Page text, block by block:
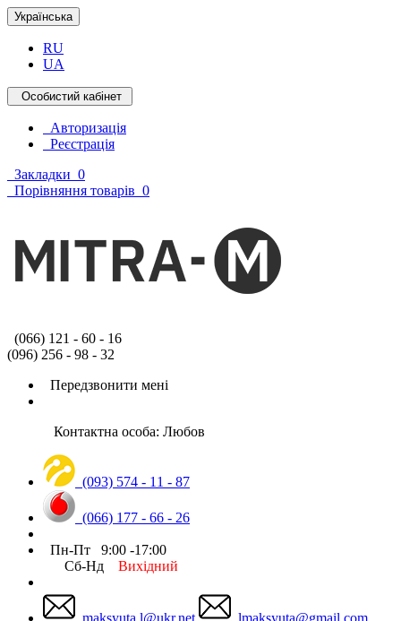
Українська
RU
UA
Особистий кабінет
Авторизація
Реєстрація
Закладки 0
Порівняння товарів 0
(066) 121 - 60 - 16
(096) 256 - 98 - 32
Передзвонити мені
Контактна особа: Любов
(093) 574 - 11 - 87
(066) 177 - 66 - 26
Пн-Пт 9:00 -17:00
Сб-Нд Вихідний
maksyuta.l@ukr.net
lmaksyuta@gmail.com